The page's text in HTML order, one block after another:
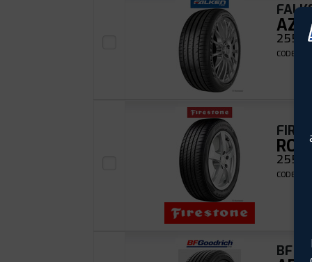
255/
CODE
255/40
CODE
BF